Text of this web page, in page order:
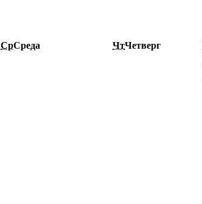
СрСреда ЧтЧетверг